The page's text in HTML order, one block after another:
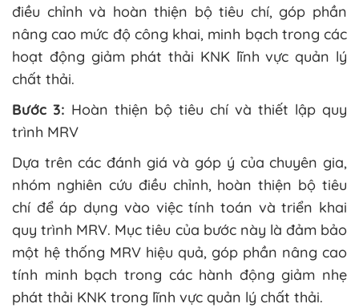
điều chỉnh và hoàn thiện bộ tiêu chí, góp phần
nâng cao mức độ công khai, minh bạch trong các
hoạt động giảm phát thải KNK lĩnh vực quản lý
chất thải.
Bước 3: Hoàn thiện bộ tiêu chí và thiết lập quy
trình MRV
Dựa trên các đánh giá và góp ý của chuyên gia,
nhóm nghiên cứu điều chỉnh, hoàn thiện bộ tiêu
chí để áp dụng vào việc tính toán và triển khai
quy trình MRV. Mục tiêu của bước này là đảm bảo
một hệ thống MRV hiệu quả, góp phần nâng cao
tính minh bạch trong các hành động giảm nhẹ
phát thải KNK trong lĩnh vực quản lý chất thải.